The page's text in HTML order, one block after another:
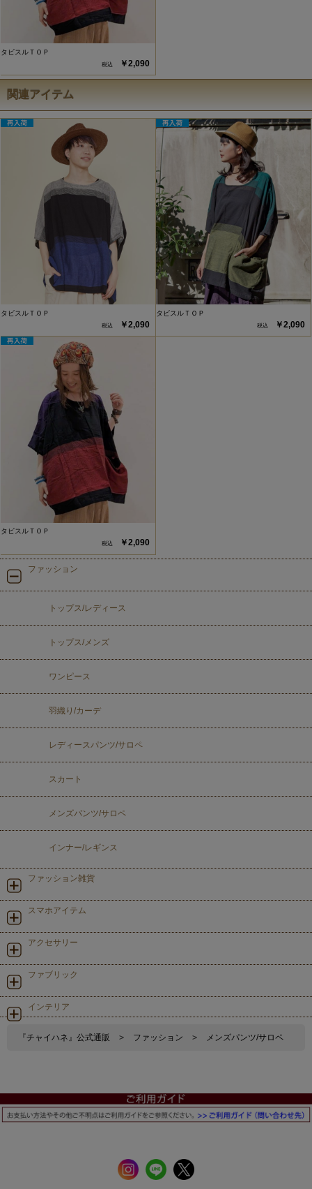
タビスルＴＯＰ
￥2,090
関連アイテム
タビスルＴＯＰ
￥2,090
タビスルＴＯＰ
￥2,090
タビスルＴＯＰ
￥2,090
ファッション
トップス/レディース
トップス/メンズ
ワンピース
羽織り/カーデ
レディースパンツ/サロペ
スカート
メンズパンツ/サロペ
インナー/レギンス
ファッション雑貨
スマホアイテム
アクセサリー
ファブリック
インテリア
『チャイハネ』公式通販 > ファッション > メンズパンツ/サロペ